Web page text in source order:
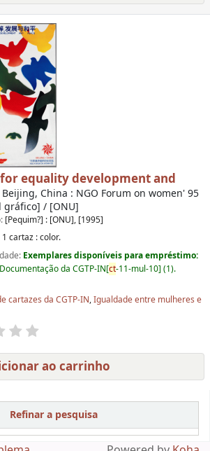
Refinar a pesquisa
equality development and
China : NGO Forum on women' 95
gráfico] / [ONU]
[Pequim?] : [ONU], [1995]
1 cartaz : color.
Exemplares disponíveis para empréstimo:
da CGTP-IN[ct-11-mul-10] (1).
cartazes da CGTP-IN,Igualdade entre mulheres e
ao carrinho